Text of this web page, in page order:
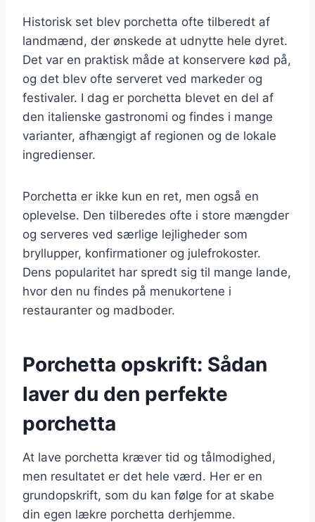
Historisk set blev porchetta ofte tilberedt af
landmænd, der ønskede at udnytte hele dyret.
Det var en praktisk måde at konservere kød på,
og det blev ofte serveret ved markeder og
festivaler. I dag er porchetta blevet en del af
den italienske gastronomi og findes i mange
varianter, afhængigt af regionen og de lokale
ingredienser.
Porchetta er ikke kun en ret, men også en
oplevelse. Den tilberedes ofte i store mængder
og serveres ved særlige lejligheder som
bryllupper, konfirmationer og julefrokoster.
Dens popularitet har spredt sig til mange lande,
hvor den nu findes på menukortene i
restauranter og madboder.
Porchetta opskrift: Sådan
laver du den perfekte
porchetta
At lave porchetta kræver tid og tålmodighed,
men resultatet er det hele værd. Her er en
grundopskrift, som du kan følge for at skabe
din egen lækre porchetta derhjemme.